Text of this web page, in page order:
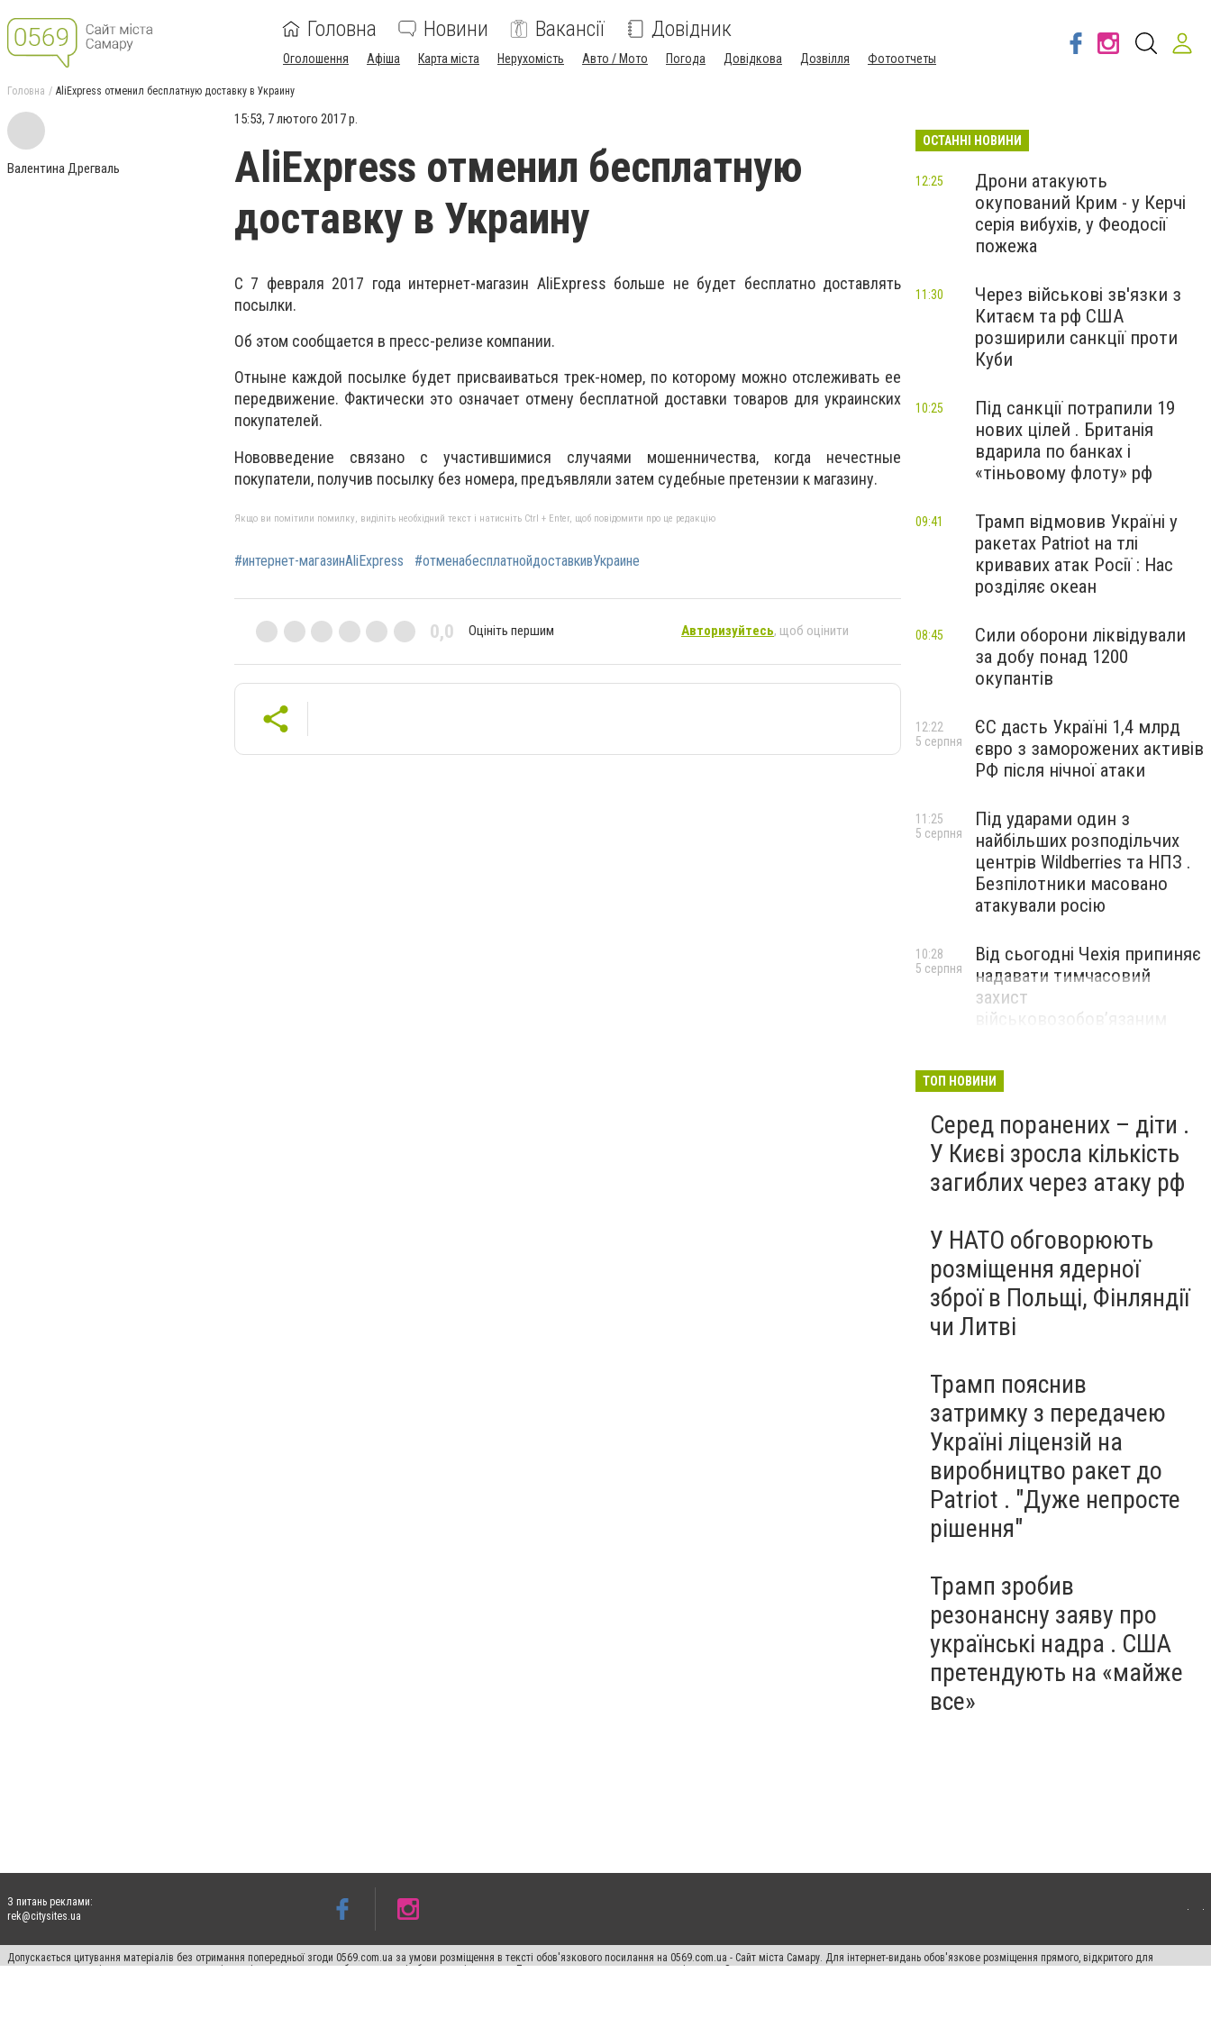
Головна Новини Вакансії Довідник
Оголошення Афіша Карта міста Нерухомість Авто / Мото Погода Довідкова Дозвілля Фотоотчеты
Головна AliExpress отменил бесплатную доставку в Украину
Валентина Дрегваль
15:53, 7 лютого 2017 р.
AliExpress отменил бесплатную
доставку в Украину
С 7 февраля 2017 года интернет-магазин AliExpress больше не будет бесплатно доставлять
посылки.
Об этом сообщается в пресс-релизе компании.
Отныне каждой посылке будет присваиваться трек-номер, по которому можно отслеживать ее
передвижение. Фактически это означает отмену бесплатной доставки товаров для украинских
покупателей.
Нововведение связано с участившимися случаями мошенничества, когда нечестные
покупатели, получив посылку без номера, предъявляли затем судебные претензии к магазину.
Якщо ви помітили помилку, виділіть необхідний текст і натисніть Ctrl + Enter, щоб повідомити про це редакцію
#интернет-магазинAliExpress #отменабесплатнойдоставкивУкраине
0,0 Оцініть першим Авторизуйтесь, щоб оцінити
ОСТАННІ НОВИНИ
Дрони атакують
окупований Крим - у Керчі
серія вибухів, у Феодосії
пожежа
12:25
Через військові зв'язки з
Китаєм та рф США
розширили санкції проти
Куби
11:30
Під санкції потрапили 19
нових цілей . Британія
вдарила по банках і
«тіньовому флоту» рф
10:25
Трамп відмовив Україні у
ракетах Patriot на тлі
кривавих атак Росії : Нас
розділяє океан
09:41
Сили оборони ліквідували
за добу понад 1200
окупантів
08:45
ЄС дасть Україні 1,4 млрд
євро з заморожених активів
РФ після нічної атаки
12:22
5 серпня
Під ударами один з
найбільших розподільчих
центрів Wildberries та НПЗ .
Безпілотники масовано
атакували росію
11:25
5 серпня
Від сьогодні Чехія припиняє
надавати тимчасовий
захист
військовозобов’язаним
10:28
5 серпня
ТОП НОВИНИ
Серед поранених – діти .
У Києві зросла кількість
загиблих через атаку рф
У НАТО обговорюють
розміщення ядерної
зброї в Польщі, Фінляндії
чи Литві
Трамп пояснив
затримку з передачею
Україні ліцензій на
виробництво ракет до
Patriot . "Дуже непросте
рішення"
Трамп зробив
резонансну заяву про
українські надра . США
претендують на «майже
все»
З питань реклами:
rek@citysites.ua
Допускається цитування матеріалів без отримання попередньої згоди 0569.com.ua за умови розміщення в тексті обов'язкового посилання на 0569.com.ua - Сайт міста Самару. Для інтернет-видань обов'язкове розміщення прямого, відкритого для
пошукових систем гіперпосилання на цитовані статті не нижче другого абзацу в тексті або в якості джерела. Порушення виняткових прав переслідується Законом.